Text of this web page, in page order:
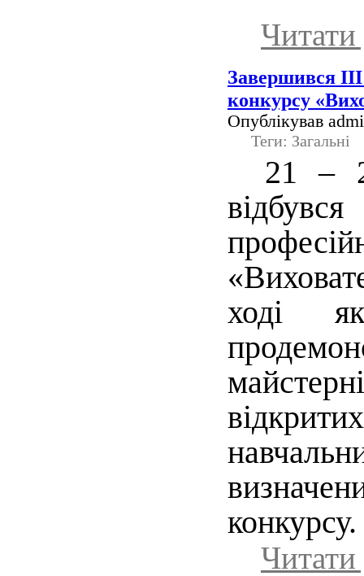
Завершився
конкурсу
Опублікував
Теги: Загальні
21 –
в
ході
конкурсу.